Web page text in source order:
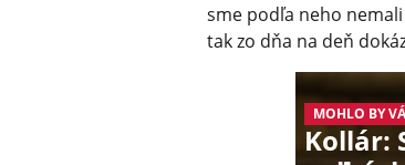
sme podľa neho nemali
tak zo dňa na deň
MOHLO BY
Kollár: